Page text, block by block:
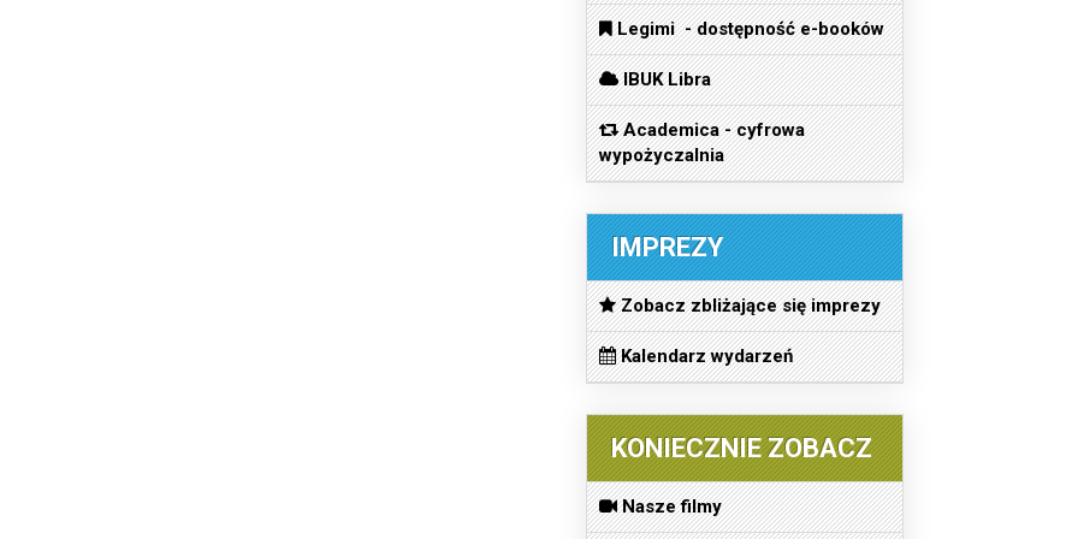
Legimi - dostępność e-booków
IBUK Libra
Academica - cyfrowa
wypożyczalnia
IMPREZY
Zobacz zbliżające się imprezy
Kalendarz wydarzeń
KONIECZNIE ZOBACZ
Nasze filmy